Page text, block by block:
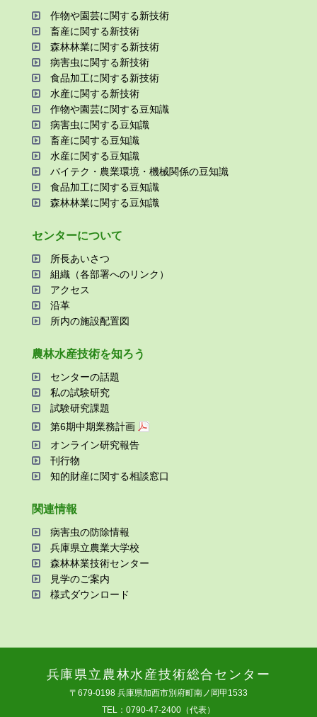
作物や園芸に関する新技術
畜産に関する新技術
森林林業に関する新技術
病害⾍に関する新技術
⾷品加⼯に関する新技術
⽔産に関する新技術
作物や園芸に関する⾖知識
病害⾍に関する⾖知識
畜産に関する⾖知識
⽔産に関する⾖知識
バイテク・農業環境・機械関係の⾖知識
⾷品加⼯に関する⾖知識
森林林業に関する⾖知識
センターについて
所⻑あいさつ
組織（各部署へのリンク）
アクセス
沿⾰
所内の施設配置図
農林⽔産技術を知ろう
センターの話題
私の試験研究
試験研究課題
第6期中期業務計画
オンライン研究報告
刊⾏物
知的財産に関する相談窓⼝
関連情報
病害⾍の防除情報
兵庫県⽴農業⼤学校
森林林業技術センター
⾒学のご案内
様式ダウンロード
兵庫県⽴農林⽔産技術総合センター
〒679-0198 兵庫県加⻄市別府町南ノ岡甲1533
TEL：0790-47-2400（代表）